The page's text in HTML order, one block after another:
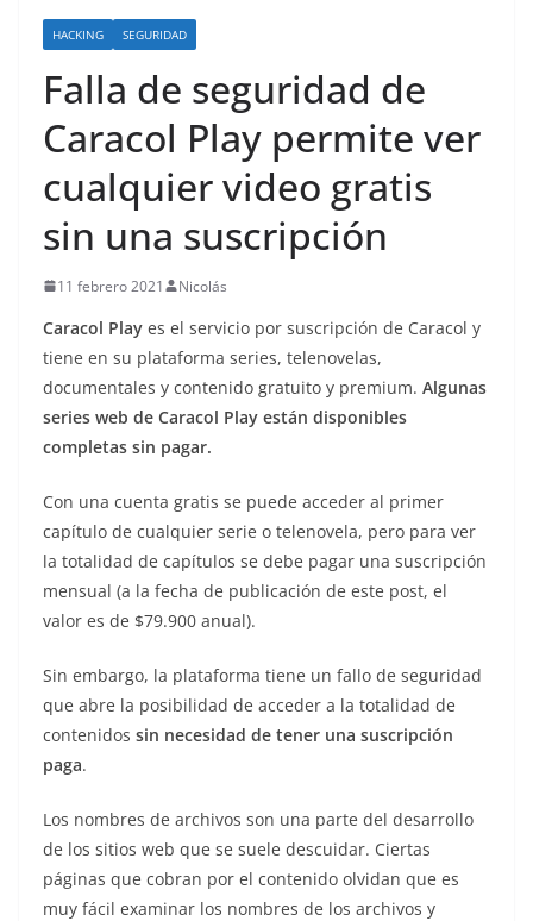
HACKING SEGURIDAD
Falla de seguridad de
Caracol Play permite ver
cualquier video gratis
sin una suscripción
11 febrero 2021 Nicolás
Caracol Play es el servicio por suscripción de Caracol y
tiene en su plataforma series, telenovelas,
documentales y contenido gratuito y premium. Algunas
series web de Caracol Play están disponibles
completas sin pagar.
Con una cuenta gratis se puede acceder al primer
capítulo de cualquier serie o telenovela, pero para ver
la totalidad de capítulos se debe pagar una suscripción
mensual (a la fecha de publicación de este post, el
valor es de $79.900 anual).
Sin embargo, la plataforma tiene un fallo de seguridad
que abre la posibilidad de acceder a la totalidad de
contenidos sin necesidad de tener una suscripción
paga.
Los nombres de archivos son una parte del desarrollo
de los sitios web que se suele descuidar. Ciertas
páginas que cobran por el contenido olvidan que es
muy fácil examinar los nombres de los archivos y